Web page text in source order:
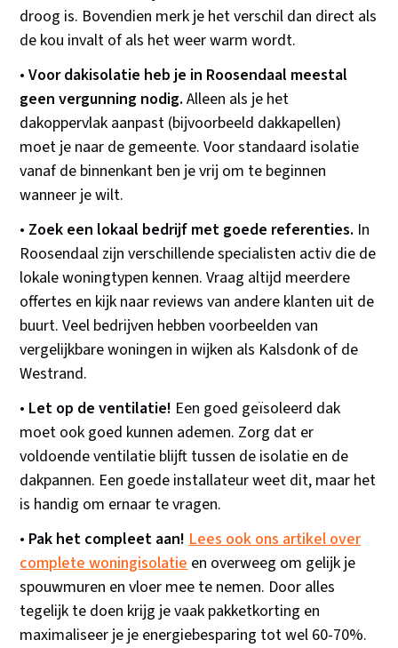
droog is. Bovendien merk je het verschil dan direct als
de kou invalt of als het weer warm wordt.
•Voor dakisolatie heb je in Roosendaal meestal
geen vergunning nodig. Alleen als je het
dakoppervlak aanpast (bijvoorbeeld dakkapellen)
moet je naar de gemeente. Voor standaard isolatie
vanaf de binnenkant ben je vrij om te beginnen
wanneer je wilt.
• Zoek een lokaal bedrijf met goede referenties. In
Roosendaal zijn verschillende specialisten activ die de
lokale woningtypen kennen. Vraag altijd meerdere
offertes en kijk naar reviews van andere klanten uit de
buurt. Veel bedrijven hebben voorbeelden van
vergelijkbare woningen in wijken als Kalsdonk of de
Westrand.
• Let op de ventilatie! Een goed geïsoleerd dak
moet ook goed kunnen ademen. Zorg dat er
voldoende ventilatie blijft tussen de isolatie en de
dakpannen. Een goede installateur weet dit, maar het
is handig om ernaar te vragen.
• Pak het compleet aan! Lees ook ons artikel over
complete woningisolatieen overweeg om gelijk je
spouwmuren en vloer mee te nemen. Door alles
tegelijk te doen krijg je vaak pakketkorting en
maximaliseer je je energiebesparing tot wel 60-70%.